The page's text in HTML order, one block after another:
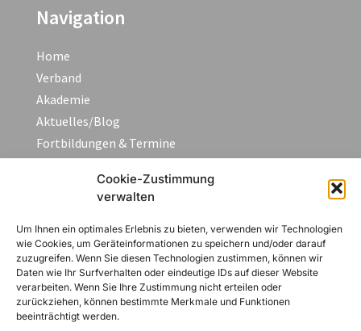
Cookie-Zustimmung
verwalten
Um Ihnen ein optimales Erlebnis zu bieten, verwenden wir Technologien
wie Cookies, um Geräteinformationen zu speichern und/oder darauf
zuzugreifen. Wenn Sie diesen Technologien zustimmen, können wir
Daten wie Ihr Surfverhalten oder eindeutige IDs auf dieser Website
verarbeiten. Wenn Sie Ihre Zustimmung nicht erteilen oder
zurückziehen, können bestimmte Merkmale und Funktionen
beeinträchtigt werden.
Navigation
Home
Verband
Akademie
Aktuelles/Blog
Fortbildungen & Termine
Rechtliches
Impressum
Datenschutzerklärung
AGB